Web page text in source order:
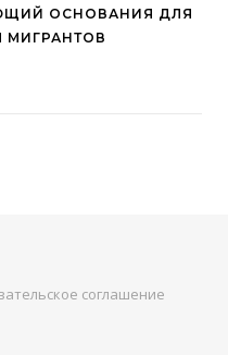
ОСНОВАНИЯ ДЛЯ
МИГРАНТОВ
соглашение